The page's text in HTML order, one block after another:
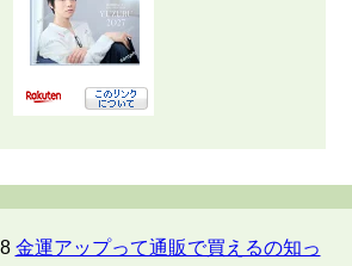
金運アップって通販で買えるの知っ